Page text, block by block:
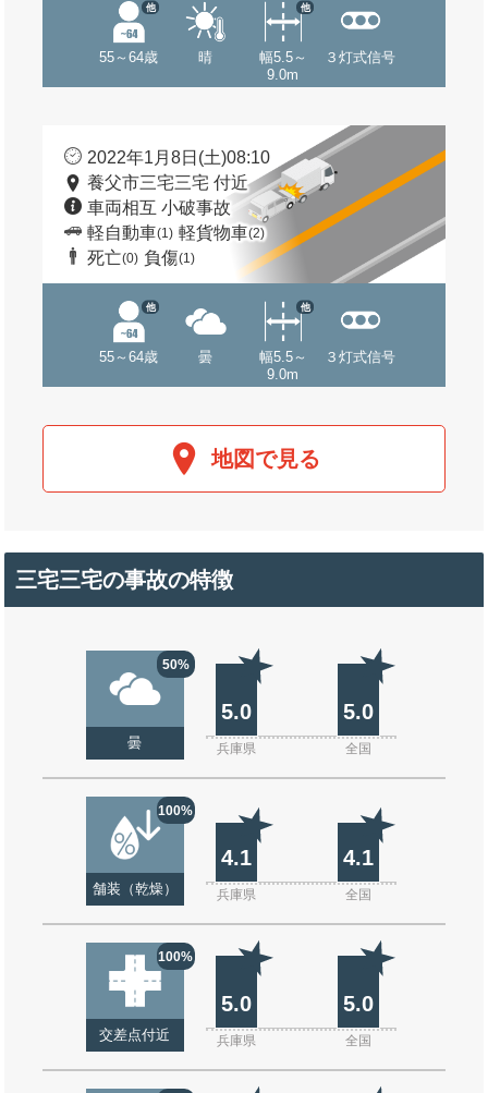
55～64歳
他
晴
幅5.5～
9.0m
他
３灯式信号
2022年1月8日(土)08:10
養父市三宅三宅 付近
車両相互 小破事故
軽自動車(1) 軽貨物車(2)
死亡(0) 負傷(1)
55～64歳
他
曇
幅5.5～
9.0m
他
３灯式信号
地図で見る
三宅三宅の事故の特徴
50%
曇
5.0 5.0
兵庫県 全国
100%
舗装（乾燥）
4.1 4.1
兵庫県 全国
100%
交差点付近
5.0 5.0
兵庫県 全国